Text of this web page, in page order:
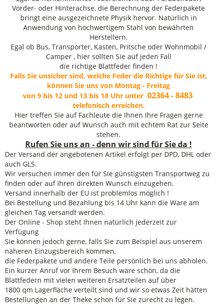
Vorder- oder Hinterachse, die Berechnung der Federpakete
bringt eine ausgezeichnete Physik hervor. Natürlich in
Anwendung von hochwertigem Stahl von bewährten
Herstellern.
Egal ob Bus, Transporter, Kasten, Pritsche oder Wohnmobil /
Camper , hier sollten Sie auf jeden Fall
die richtige Blattfeder finden !
Falls Sie unsicher sind, welche Feder die Richtige für Sie ist,
können Sie uns von Montag - Freitag
von 9 bis 12 und 13 bis 18 Uhr unter 02364 - 8483
telefonisch erreichen.
Hier treffen Sie auf Fachleute die Ihnen Ihre Fragen gerne
beantworten oder auf Wunsch auch mit echtem Rat zur Seite
stehen.
Rufen Sie uns an - denn wir sind für Sie da !
Der Versand der angebotenen Artikel erfolgt per DPD, DHL oder
auch GLS.
Wir versuchen immer den für Sie günstigsten Transportweg zu
finden oder auf Ihren direkten Wunsch einzugehen.
Versand innerhalb der EU ist problemlos möglich !
Bei Bestellung und Bezahlung bis 14 Uhr kann die Ware am
gleichen Tag versandt werden.
Der Online - Shop steht Ihnen natürlich jederzeit zur
Verfügung
Sie können jedoch gerne, falls Sie zum Beispiel aus unserem
näheren Einzugsbereich kommen,
die Federpakete und andere Teile persönlich bei uns abholen.
Ein kurzer Anruf vor Ihrem Besuch wäre schön, da die
Blattfedern mit vielen weiteren Ersatzteilen auf über
1800 qm Lagerfläche verteilt sind und wir so etwas Zeit hätten
Bestellungen an der Theke schon für Sie zurecht zu legen.